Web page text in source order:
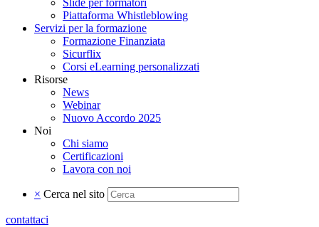
Slide per formatori
Piattaforma Whistleblowing
Servizi per la formazione
Formazione Finanziata
Sicurflix
Corsi eLearning personalizzati
Risorse
News
Webinar
Nuovo Accordo 2025
Noi
Chi siamo
Certificazioni
Lavora con noi
× Cerca nel sito
contattaci